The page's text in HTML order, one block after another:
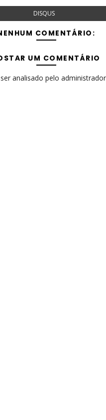
DISQUS
COMENTÁRIO:
UM COMENTÁRIO
analisado pelo administrador